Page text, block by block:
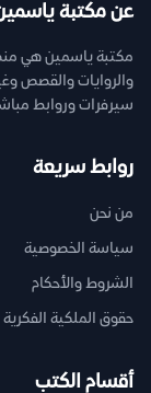
عن مكتبة
مكتبة ياسمين هي
سيرفرات وروابط
روابط سريعة
من نحن
سياسة الخصوصية
الشروط والأحكام
حقوق الملكية الفكرية
أقسام الكتب